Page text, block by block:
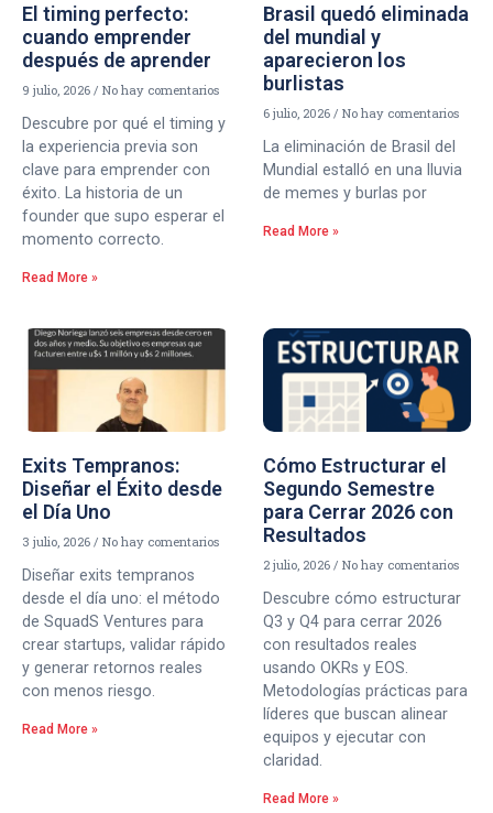
El timing perfecto:
cuando emprender
después de aprender
9 julio, 2026 No hay comentarios
Descubre por qué el timing y
la experiencia previa son
clave para emprender con
éxito. La historia de un
founder que supo esperar el
momento correcto.
Read More »
Brasil quedó eliminada
del mundial y
aparecieron los
burlistas
6 julio, 2026 No hay comentarios
La eliminación de Brasil del
Mundial estalló en una lluvia
de memes y burlas por
Read More »
Exits Tempranos:
Diseñar el Éxito desde
el Día Uno
3 julio, 2026 No hay comentarios
Diseñar exits tempranos
desde el día uno: el método
de SquadS Ventures para
crear startups, validar rápido
y generar retornos reales
con menos riesgo.
Read More »
Cómo Estructurar el
Segundo Semestre
para Cerrar 2026 con
Resultados
2 julio, 2026 No hay comentarios
Descubre cómo estructurar
Q3 y Q4 para cerrar 2026
con resultados reales
usando OKRs y EOS.
Metodologías prácticas para
líderes que buscan alinear
equipos y ejecutar con
claridad.
Read More »